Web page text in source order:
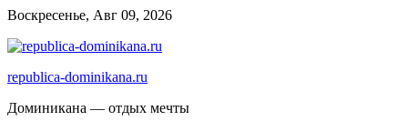
Перейти
содержимому
Воскресенье, Авг 09, 2026
republica-dominikana.ru
Доминикана — отдых мечты